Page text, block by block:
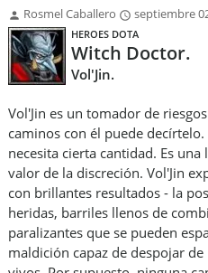
Rosmel Caballero septiembre
HEROES DOTA
Witch Doctor.
Vol'Jin.
Vol'Jin es un tomador de
caminos con él puede
necesita cierta cantidad. Es
valor de la discreción. Vol'Jin
con brillantes resultados - la
heridas, barriles llenos de
paralizantes que se pueden
maldición capaz de despojar